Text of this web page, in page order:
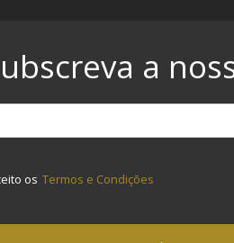
a
os Termos e Condições